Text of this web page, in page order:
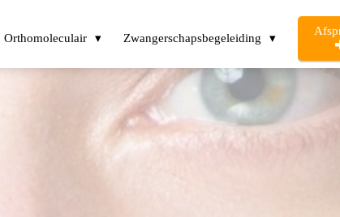
Orthomoleculair Zwangerschapsbegeleiding